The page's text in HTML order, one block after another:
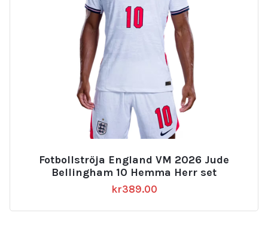
Fotbollströja England VM 2026 Jude
Bellingham 10 Hemma Herr set
kr389.00